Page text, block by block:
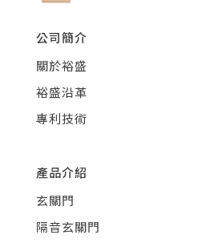
公司簡介
關於裕盛
裕盛沿革
專利技術
產品介紹
玄關門
隔音玄關門